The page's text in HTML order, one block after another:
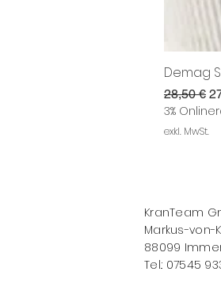
Demag
28,50 €
3%
exkl. MwSt.
KranTeam
Markus-von-
88099
Tel.: 07545